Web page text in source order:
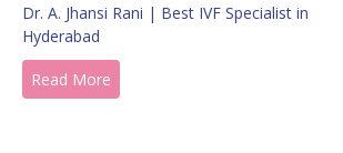
Dr. A. Jhansi Rani | Best IVF Specialist in
Hyderabad
Read More